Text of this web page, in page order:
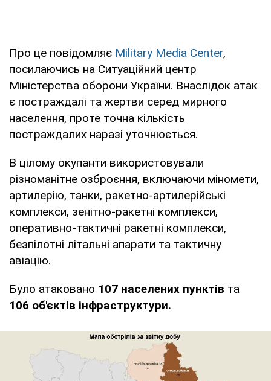
Про це повідомляє Military Media Center,
посилаючись на Ситуаційний центр
Міністерства оборони України. Внаслідок атак
є постраждалі та жертви серед мирного
населення, проте точна кількість
постраждалих наразі уточнюється.
В цілому окупанти використовували
різноманітне озброєння, включаючи міномети,
артилерію, танки, ракетно-артилерійські
комплекси, зенітно-ракетні комплекси,
оперативно-тактичні ракетні комплекси,
безпілотні літальні апарати та тактичну
авіацію.
Було атаковано 107 населених пунктів та
106 об'єктів інфраструктури.